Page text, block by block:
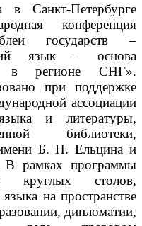
Санкт-Петербурге
конференция
государств –
язык – основа
в регионе СНГ».
при поддержке
ассоциации
и литературы,
библиотеки,
имени Б. Н. Ельцина и
В рамках программы
круглых столов,
на пространстве
дипломатии,